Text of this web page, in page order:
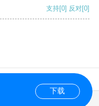
支持[0] 反对[0]
下载